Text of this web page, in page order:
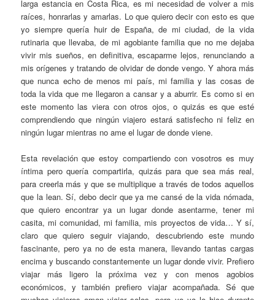
larga estancia en Costa Rica, es mi necesidad de volver a mis
raíces, honrarlas y amarlas. Lo que quiero decir con esto es que
yo siempre quería huir de España, de mi ciudad, de la vida
rutinaria que llevaba, de mi agobiante familia que no me dejaba
vivir mis sueños, en definitiva, escaparme lejos, renunciando a
mis orígenes y tratando de olvidar de donde vengo. Y ahora más
que nunca echo de menos mi país, mi familia y las cosas de
toda la vida que me llegaron a cansar y a aburrir. Es como si en
este momento las viera con otros ojos, o quizás es que esté
comprendiendo que ningún viajero estará satisfecho ni feliz en
ningún lugar mientras no ame el lugar de donde viene.
Esta revelación que estoy compartiendo con vosotros es muy
íntima pero quería compartirla, quizás para que sea más real,
para creerla más y que se multiplique a través de todos aquellos
que la lean. Sí, debo decir que ya me cansé de la vida nómada,
que quiero encontrar ya un lugar donde asentarme, tener mi
casita, mi comunidad, mi familia, mis proyectos de vida… Y sí,
claro que quiero seguir viajando, descubriendo este mundo
fascinante, pero ya no de esta manera, llevando tantas cargas
encima y buscando constantemente un lugar donde vivir. Prefiero
viajar más ligero la próxima vez y con menos agobios
económicos, y también prefiero viajar acompañada. Sé que